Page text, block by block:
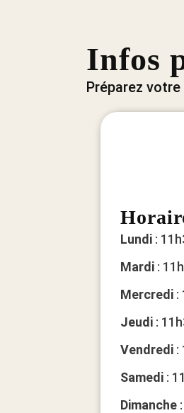
Infos
Préparez
Lundi :
Mardi :
Mercredi :
Jeudi :
Vendredi :
Samedi :
Dimanche